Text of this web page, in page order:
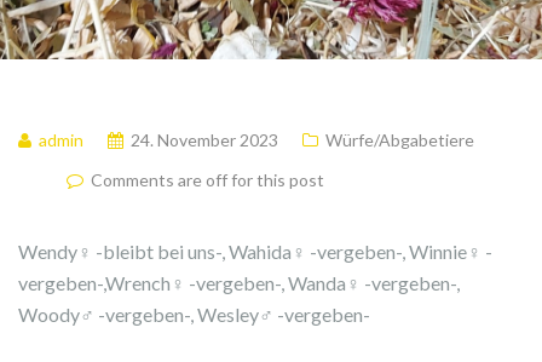
admin 24. November 2023
Würfe/Abgabetiere
Comments are off for this post
Wendy♀ -bleibt bei uns-, Wahida♀ -vergeben-, Winnie♀ -
vergeben-,Wrench♀ -vergeben-, Wanda♀ -vergeben-,
Woody♂ -vergeben-, Wesley♂ -vergeben-